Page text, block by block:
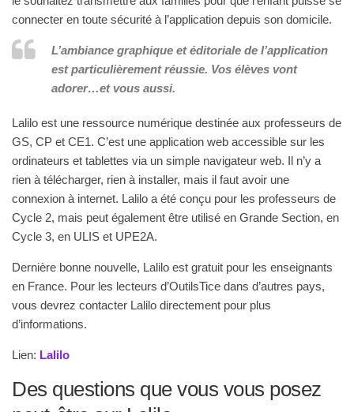
connecter en toute sécurité à l’application depuis son domicile.
L’ambiance graphique et éditoriale de l’application
est particulièrement réussie. Vos élèves vont
adorer…et vous aussi.
Lalilo est une ressource numérique destinée aux professeurs de
GS, CP et CE1. C’est une application web accessible sur les
ordinateurs et tablettes via un simple navigateur web. Il n’y a
rien à télécharger, rien à installer, mais il faut avoir une
connexion à internet. Lalilo a été conçu pour les professeurs de
Cycle 2, mais peut également être utilisé en Grande Section, en
Cycle 3, en ULIS et UPE2A.
Dernière bonne nouvelle, Lalilo est gratuit pour les enseignants
en France. Pour les lecteurs d’OutilsTice dans d’autres pays,
vous devrez contacter Lalilo directement pour plus
d’informations.
Lien: Lalilo
Des questions que vous vous posez